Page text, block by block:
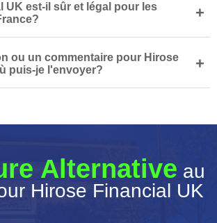
UK est-il sûr et légal pour les
+
ou un commentaire pour Hirose
puis-je l'envoyer?
+
Alternative au
Hirose Financial UK